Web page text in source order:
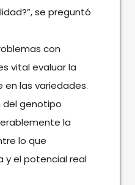
se preguntó
con
vital evaluar la
las variedades.
del genotipo
la
lo que
y el potencial real